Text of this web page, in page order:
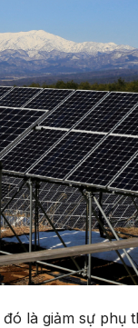
là giảm sự phụ